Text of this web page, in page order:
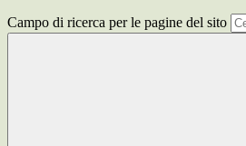
Campo di ricerca per le pagine del sito